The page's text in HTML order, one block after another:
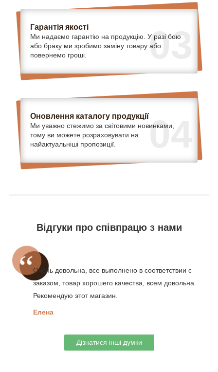
03
Гарантія якості
Ми надаємо гарантію на продукцію. У разі бою
або браку ми зробимо заміну товару або
повернемо гроші.
04
Оновлення каталогу продукції
Ми уважно стежимо за світовими новинками,
тому ви можете розраховувати на
найактуальніші пропозиції.
Відгуки про співпрацю з нами
Очень довольна, все выполнено в соответствии с
заказом, товар хорошего качества, всем довольна.
Рекомендую этот магазин.
Елена
Дізнатися інші думки